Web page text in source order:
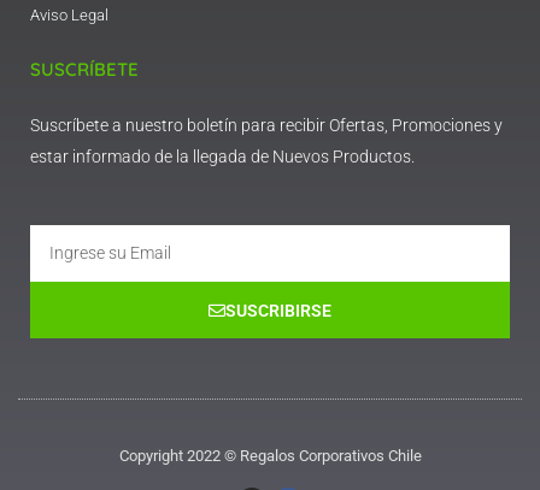
Aviso Legal
SUSCRÍBETE
Suscríbete a nuestro boletín para recibir Ofertas, Promociones y
estar informado de la llegada de Nuevos Productos.
SUSCRIBIRSE
Copyright 2022 © Regalos Corporativos Chile